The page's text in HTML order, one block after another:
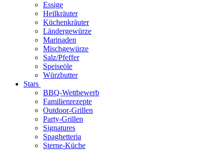
Essige
Heilkräuter
Küchenkräuter
Ländergewürze
Marinaden
Mischgewürze
Salz/Pfeffer
Speiseöle
Würzbutter
Stars
BBQ-Wettbewerb
Familienrezepte
Outdoor-Grillen
Party-Grillen
Signatures
Spaghetteria
Sterne-Küche